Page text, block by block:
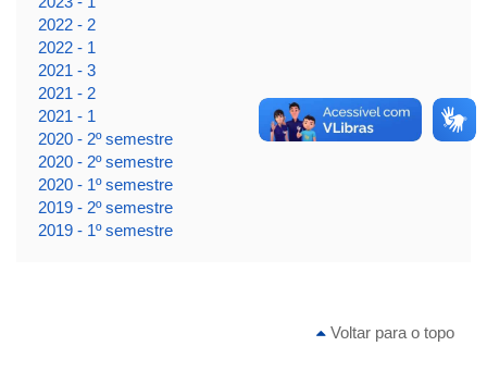
2022 - 2
2022 - 1
2021 - 3
2021 - 2
2021 - 1
2020 - 2º semestre
2020 - 2º semestre
2020 - 1º semestre
2019 - 2º semestre
2019 - 1º semestre
Voltar para o topo